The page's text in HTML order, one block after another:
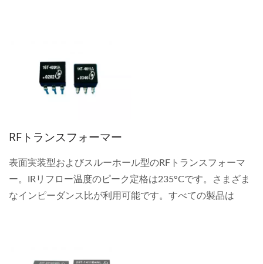
RFトランスフォーマー
表面実装型およびスルーホール型のRFトランスフォーマ
ー。IRリフロー温度のピーク定格は235°Cです。さまざま
なインピーダンス比が利用可能です。すべての製品は